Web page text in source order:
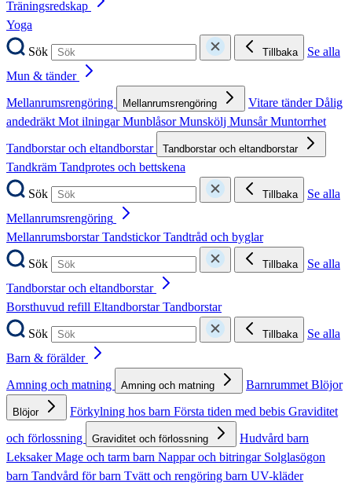
Träningsredskap
Yoga
Sök
Tillbaka
Se alla
Mun & tänder
Mellanrumsrengöring
Mellanrumsrengöring Vitare tänderDålig
andedräktMot ilningarMunblåsorMunskölj MunsårMuntorrhet
Tandborstar och eltandborstar
Tandborstar och eltandborstar
Tandkräm Tandprotes och bettskena
Sök
Tillbaka
Se alla
Mellanrumsrengöring
MellanrumsborstarTandstickorTandtråd och byglar
Sök
Tillbaka
Se alla
Tandborstar och eltandborstar
Borsthuvud refill EltandborstarTandborstar
Sök
Tillbaka
Se alla
Barn & förälder
Amning och matning
Amning och matning BarnrummetBlöjor
Blöjor Förkylning hos barn Första tiden med bebis Graviditet
och förlossning
Graviditet och förlossning
Hudvård barn
LeksakerMage och tarm barn Nappar och bitringar Solglasögon
barn Tandvård för barn Tvätt och rengöring barn UV-kläder